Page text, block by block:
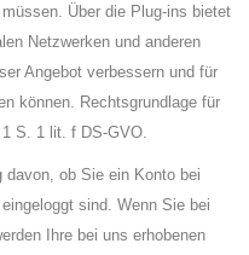
Über die Plug-ins bietet
Netzwerken und anderen
Angebot verbessern und für
können. Rechtsgrundlage für
S. 1 lit. f DS-GVO.
davon, ob Sie ein Konto bei
sind. Wenn Sie bei
Ihre bei uns erhobenen